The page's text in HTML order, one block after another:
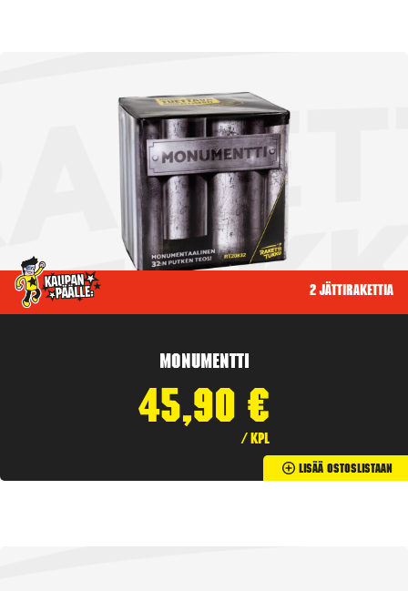
2 jättirakettia
Monumentti
45,90 €
/ kpl
Lisää Ostoslistaan